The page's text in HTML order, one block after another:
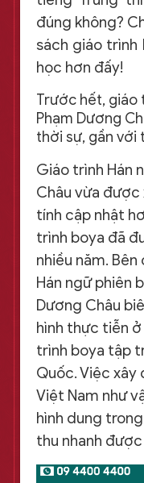
đúng không?
sách giáo trình
học hơn đấy!
Trước hết, giáo
Phạm Dương
thời sự, gần với
Giáo trình Hán
Châu vừa
tính cập nhật
trình boya đã
nhiều năm.
Hán ngữ phiên
Dương Châu
hình thực tiễn
trình boya tập
Quốc. Việc
Việt Nam như
hình dung
thu nhanh